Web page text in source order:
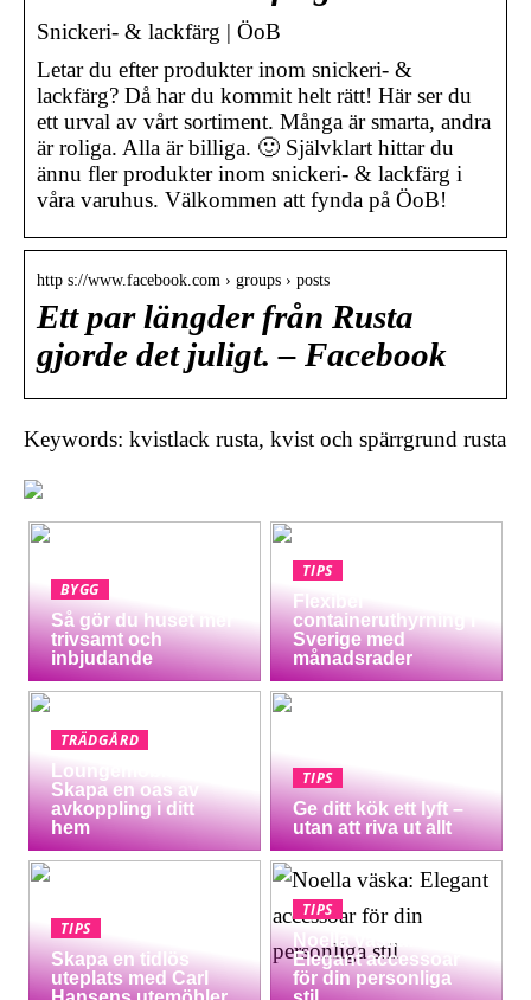
Snickeri- & lackfärg | ÖoB
Letar du efter produkter inom snickeri- &
lackfärg? Då har du kommit helt rätt! Här ser du
ett urval av vårt sortiment. Många är smarta, andra
är roliga. Alla är billiga. 🙂 Självklart hittar du
ännu fler produkter inom snickeri- & lackfärg i
våra varuhus. Välkommen att fynda på ÖoB!
http s://www.facebook.com › groups › posts
Ett par längder från Rusta
gjorde det juligt. – Facebook
Keywords: kvistlack rusta, kvist och spärrgrund rusta
BYGG
Så gör du huset mer
trivsamt och
inbjudande
TIPS
Flexibel
containeruthyrning i
Sverige med
månadsrader
TRÄDGÅRD
Loungemöbler:
Skapa en oas av
avkoppling i ditt
hem
TIPS
Ge ditt kök ett lyft –
utan att riva ut allt
TIPS
Skapa en tidlös
uteplats med Carl
TIPS
Noella väska:
Elegant accessoar
för din personliga